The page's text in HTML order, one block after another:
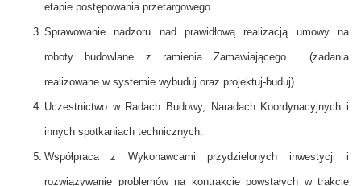
etapie postępowania przetargowego.
Sprawowanie nadzoru nad prawidłową realizacją umowy na
roboty budowlane z ramienia Zamawiającego (zadania
realizowane w systemie wybuduj oraz projektuj-buduj).
Uczestnictwo w Radach Budowy, Naradach Koordynacyjnych i
innych spotkaniach technicznych.
Współpraca z Wykonawcami przydzielonych inwestycji i
rozwiązywanie problemów na kontrakcie powstałych w trakcie